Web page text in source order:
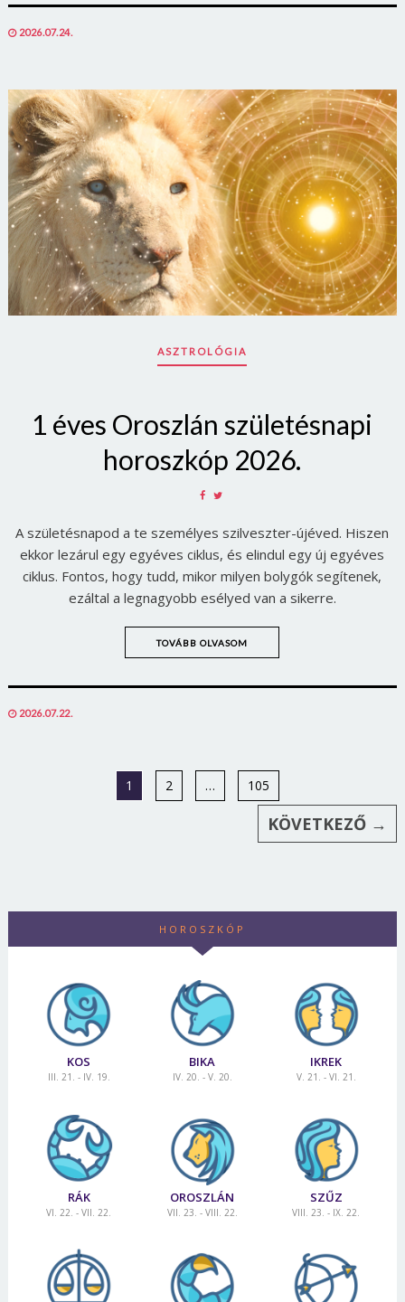
POSTED
2026.07.24.
ASZTROLÓGIA
1 éves Oroszlán születésnapi
horoszkóp 2026.
SHARE
FACEBOOK
TWITTER
A születésnapod a te személyes szilveszter-újéved. Hiszen
ekkor lezárul egy egyéves ciklus, és elindul egy új egyéves
ciklus. Fontos, hogy tudd, mikor milyen bolygók segítenek,
ezáltal a legnagyobb esélyed van a sikerre.
TOVÁBB OLVASOM
POSTED
2026.07.22.
1 2 … 105
KÖVETKEZŐ →
HOROSZKÓP
KOS
III. 21. - IV. 19.
BIKA
IV. 20. - V. 20.
IKREK
V. 21. - VI. 21.
RÁK
VI. 22. - VII. 22.
OROSZLÁN
VII. 23. - VIII. 22.
SZŰZ
VIII. 23. - IX. 22.